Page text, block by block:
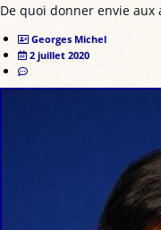
De quoi donner envie
Georges Michel
2 juillet 2020